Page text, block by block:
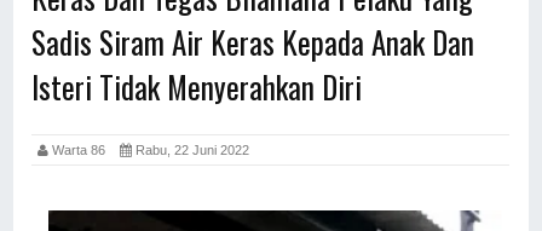
Sadis Siram Air Keras Kepada Anak Dan
Isteri Tidak Menyerahkan Diri
Warta 86 Rabu, 22 Juni 2022